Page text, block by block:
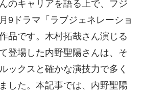
のキャリアを語る上で、フジ
9ドラマ「ラブジェネレーショ
品です。木村拓哉さん演じる
登場した内野聖陽さんは、そ
ックスと確かな演技力で多く
した。本記事では、内野聖陽